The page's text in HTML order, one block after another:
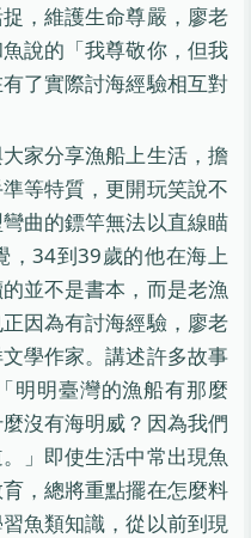
，維護生命尊嚴，廖老
說的「我尊敬你，但我
了實際討海經驗相互對
家分享漁船上生活，擔
等特質，更開玩笑說不
曲的鏢竿無法以直線瞄
，34到39歲的他在海上
並不是書本，而是老漁
因為有討海經驗，廖老
學作家。講述許多故事
明明臺灣的漁船有那麼
沒有海明威？因為我們
」即使生活中常出現魚
，總將重點擺在怎麼料
魚類知識，從以前到現